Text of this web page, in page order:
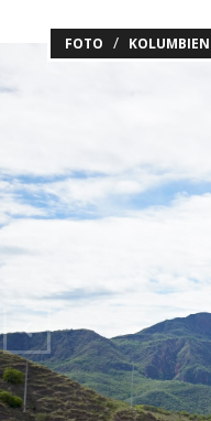
FOTO / KOLUMBIEN